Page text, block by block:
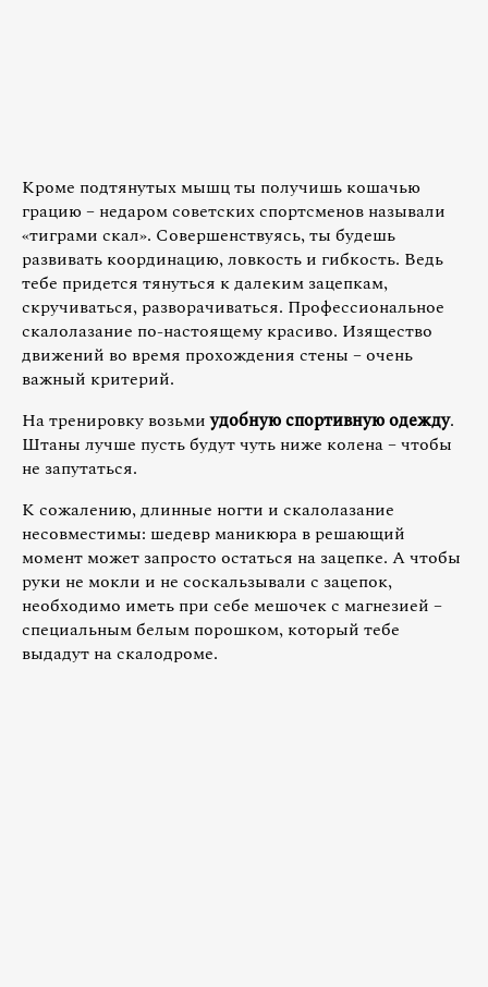
Кроме подтянутых мышц ты получишь кошачью
грацию – недаром советских спортсменов называли
«тиграми скал». Совершенствуясь, ты будешь
развивать координацию, ловкость и гибкость. Ведь
тебе придется тянуться к далеким зацепкам,
скручиваться, разворачиваться. Профессиональное
скалолазание по-настоящему красиво. Изящество
движений во время прохождения стены – очень
важный критерий.
На тренировку возьмиудобную спортивную одежду.
Штаны лучше пусть будут чуть ниже колена – чтобы
не запутаться.
К сожалению, длинные ногти и скалолазание
несовместимы: шедевр маникюра в решающий
момент может запросто остаться на зацепке. А чтобы
руки не мокли и не соскальзывали с зацепок,
необходимо иметь при себе мешочек с магнезией –
специальным белым порошком, который тебе
выдадут на скалодроме.